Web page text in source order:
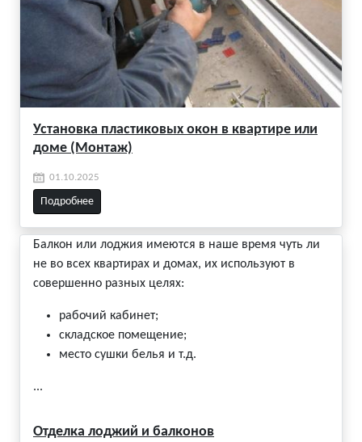
Установка пластиковых окон в квартире или
доме (Монтаж)
01.10.2025
Подробнее
Балкон или лоджия имеются в наше время чуть ли
не во всех квартирах и домах, их используют в
совершенно разных целях:
рабочий кабинет;
складское помещение;
место сушки белья и т.д.
...
Отделка лоджий и балконов